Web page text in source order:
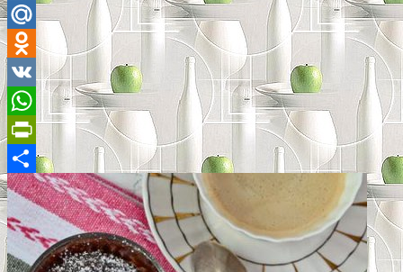
Mail.Ru
Odnoklassniki
VK
WhatsApp
PrintFriendly
Отправить